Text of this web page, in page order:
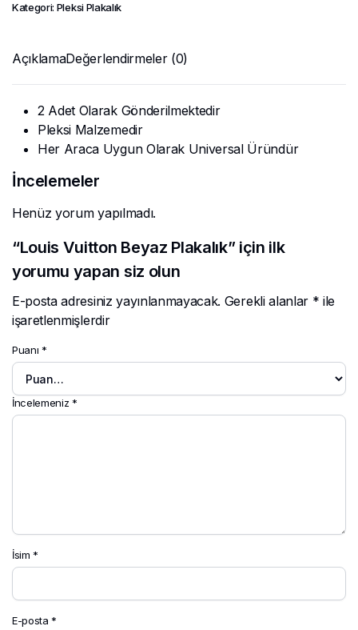
Kategori: Pleksi Plakalık
AçıklamaDeğerlendirmeler (0)
2 Adet Olarak Gönderilmektedir
Pleksi Malzemedir
Her Araca Uygun Olarak Universal Üründür
İncelemeler
Henüz yorum yapılmadı.
“Louis Vuitton Beyaz Plakalık” için ilk
yorumu yapan siz olun
E-posta adresiniz yayınlanmayacak. Gerekli alanlar * ile
işaretlenmişlerdir
Puanı *
İncelemeniz *
İsim *
E-posta *